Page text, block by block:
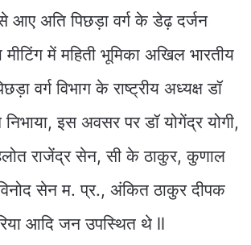
अति पिछड़ा वर्ग के डेढ़ दर्जन
में महिती भूमिका अखिल भारतीय
वर्ग विभाग के राष्ट्रीय अध्यक्ष डॉ
इस अवसर पर डॉ योगेंद्र योगी,
राजेंद्र सेन, सी के ठाकुर, कुणाल
सेन म. प्र., अंकित ठाकुर दीपक
आदि जन उपस्थित थे ll